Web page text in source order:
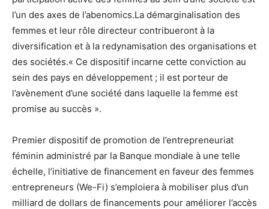
l’un des axes de l’abenomics.La démarginalisation des
femmes et leur rôle directeur contribueront à la
diversification et à la redynamisation des organisations et
des sociétés.« Ce dispositif incarne cette conviction au
sein des pays en développement ; il est porteur de
l’avènement d’une société dans laquelle la femme est
promise au succès ».
Premier dispositif de promotion de l’entrepreneuriat
féminin administré par la Banque mondiale à une telle
échelle, l’initiative de financement en faveur des femmes
entrepreneurs (We-Fi) s’emploiera à mobiliser plus d’un
milliard de dollars de financements pour améliorer l’accès